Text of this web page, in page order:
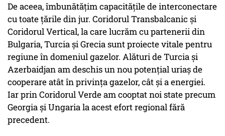
De aceea, îmbunătățim capacitățile de interconectare
cu toate țările din jur. Coridorul Transbalcanic și
Coridorul Vertical, la care lucrăm cu partenerii din
Bulgaria, Turcia și Grecia sunt proiecte vitale pentru
regiune în domeniul gazelor. Alături de Turcia și
Azerbaidjan am deschis un nou potențial uriaș de
cooperare atât în privința gazelor, cât și a energiei.
Iar prin Coridorul Verde am cooptat noi state precum
Georgia și Ungaria la acest efort regional fără
precedent.